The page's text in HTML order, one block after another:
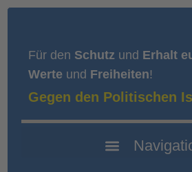
Für den Schutz und Erhalt
Werte und Freiheiten!
Gegen den Politischen